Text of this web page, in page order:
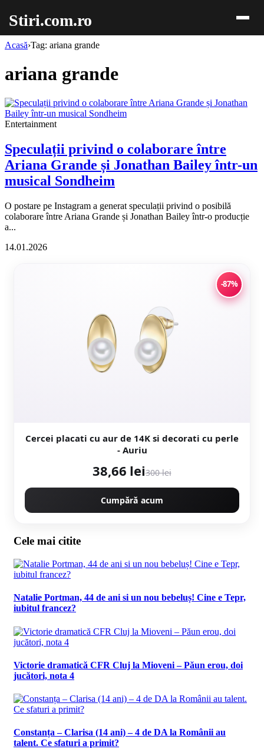
Stiri.com.ro
Acasă›Tag: ariana grande
ariana grande
Entertainment
Speculații privind o colaborare între
Ariana Grande și Jonathan Bailey într-un
musical Sondheim
O postare pe Instagram a generat speculații privind o posibilă
colaborare între Ariana Grande și Jonathan Bailey într-o producție
a...
14.01.2026
-87%
Cercei placati cu aur de 14K si decorati cu perle
- Auriu
38,66 lei300 lei
Cumpără acum
Cele mai citite
Natalie Portman, 44 de ani si un nou bebeluș! Cine e Tepr,
iubitul francez?
Victorie dramatică CFR Cluj la Mioveni – Păun erou, doi
jucători, nota 4
Constanța – Clarisa (14 ani) – 4 de DA la Românii au
talent. Ce sfaturi a primit?